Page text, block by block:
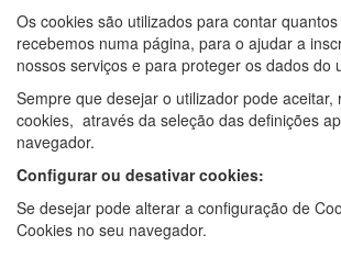
Os cookies são utilizados para contar
recebemos numa página, para o ajudar a
nossos serviços e para proteger os dados do
Sempre que desejar o utilizador pode aceitar,
cookies, através da seleção das definições
navegador.
Configurar ou desativar cookies:
Se desejar pode alterar a configuração de
Cookies no seu navegador.